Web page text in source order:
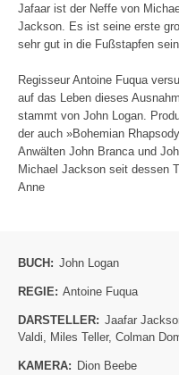
Jafaar ist der Neffe von
Jackson. Es ist seine erste
sehr gut in die Fußstapfen
Regisseur Antoine Fuqua
auf das Leben dieses
stammt von John Logan.
der auch »Bohemian
Anwälten John Branca und
Michael Jackson seit dessen
Anne
BUCH: John Logan
REGIE: Antoine Fuqua
DARSTELLER: Jaafar
Valdi
Miles Teller, Colman
KAMERA: Dion Beebe